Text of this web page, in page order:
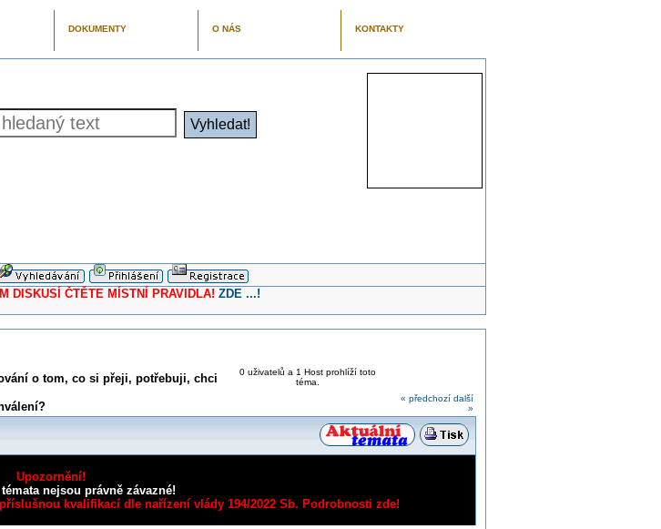
DOKUMENTY O NÁS KONTAKTY
ČTĚTE MÍSTNÍ PRAVIDLA! ZDE ...!
o tom, co si přeji, potřebuji, chci
0 uživatelů a 1 Host prohlíží toto
téma.
« předchozí další
»
Upozornění!
nejsou právně závazné!
kvalifikací dle nařízení vlády 194/2022 Sb. Podrobnosti zde!